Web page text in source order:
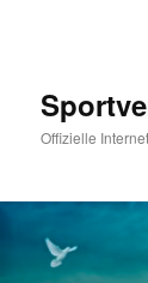
Offizielle